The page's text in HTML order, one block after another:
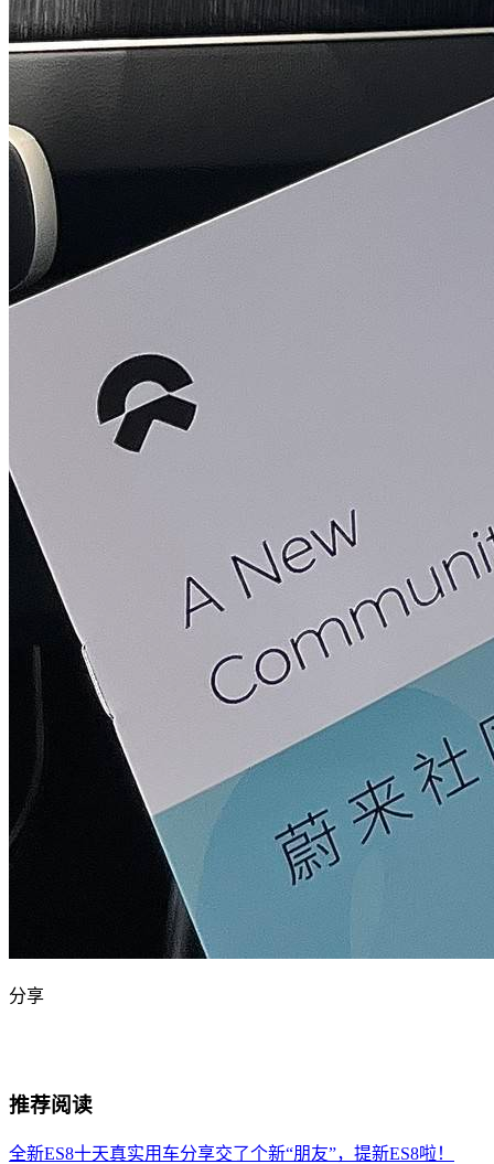
分享
推荐阅读
全新ES8十天真实用车分享交了个新“朋友”，提新ES8啦！